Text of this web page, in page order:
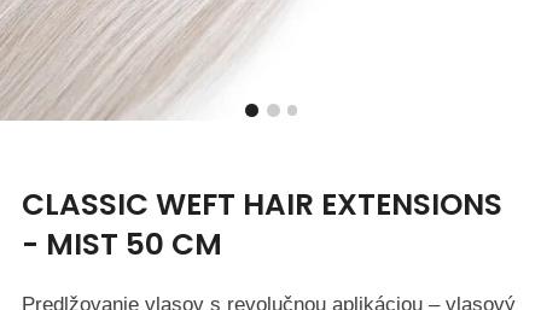
CLASSIC WEFT HAIR EXTENSIONS
- MIST 50 CM
Predlžovanie vlasov s revolučnou aplikáciou – vlasový